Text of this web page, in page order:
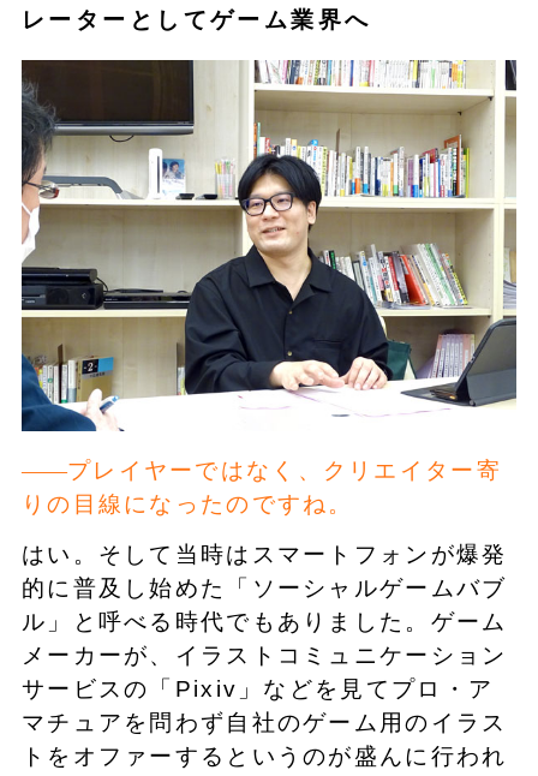
レーターとしてゲーム業界へ
プレイヤーではなく、クリエイター寄
りの目線になったのですね。
はい。そして当時はスマートフォンが爆発
的に普及し始めた「ソーシャルゲームバブ
ル」と呼べる時代でもありました。ゲーム
メーカーが、イラストコミュニケーション
サービスの「Pixiv」などを見てプロ・ア
マチュアを問わず自社のゲーム用のイラス
トをオファーするというのが盛んに行われ